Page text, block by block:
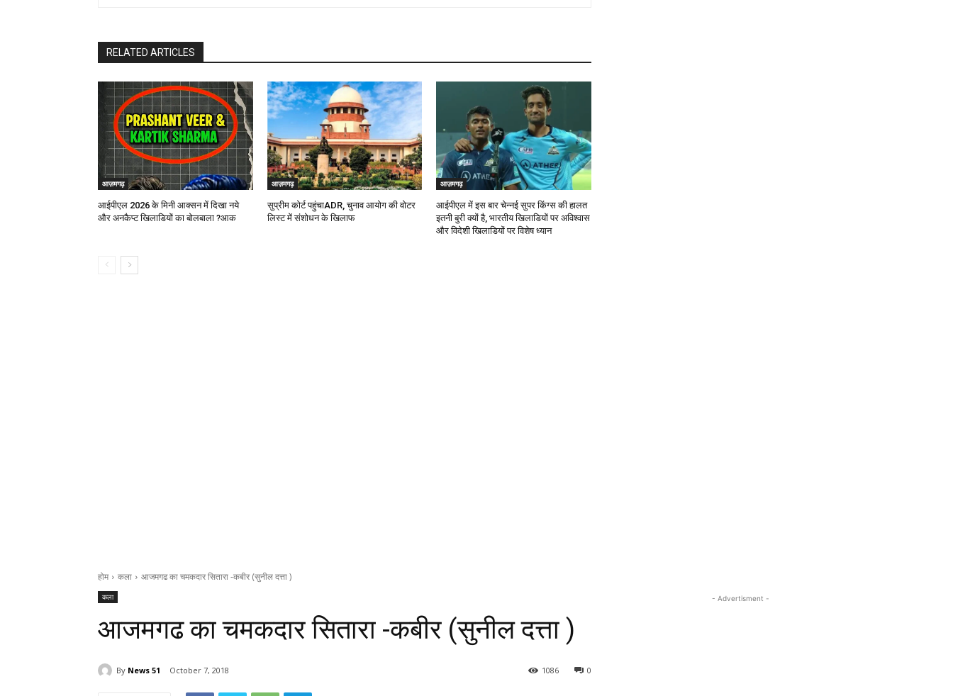
RELATED ARTICLES
आज़मगढ़
आईपीएल 2026 के मिनी आक्सन में दिखा नये
और अनकैप्ट खिलाडियों का बोलबाला ?आक
आज़मगढ़
सुप्रीम कोर्ट पहुंचाADR, चुनाव आयोग की वोटर
लिस्ट में संशोधन के खिलाफ
आज़मगढ़
आईपीएल में इस बार चेन्नई सुपर किंग्स की हालत
इतनी बुरी क्यों है, भारतीय खिलाडियों पर अविश्वास
और विदेशी खिलाडियों पर विशेष ध्यान